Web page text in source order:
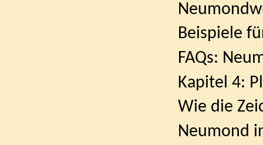
Beispiele
FAQs:
Kapitel 4:
Wie die
Neumond